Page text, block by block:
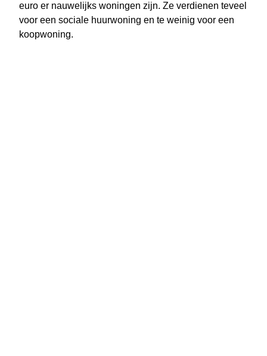
euro er nauwelijks woningen zijn. Ze verdienen teveel
voor een sociale huurwoning en te weinig voor een
koopwoning.